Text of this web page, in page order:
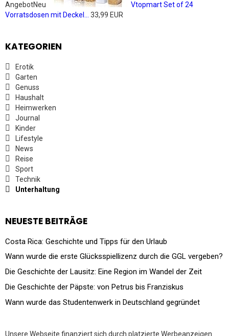
AngebotNeu
Vtopmart Set of 24
Vorratsdosen mit Deckel...
33,99 EUR
KATEGORIEN
Erotik
Garten
Genuss
Haushalt
Heimwerken
Journal
Kinder
Lifestyle
News
Reise
Sport
Technik
Unterhaltung
NEUESTE BEITRÄGE
Costa Rica: Geschichte und Tipps für den Urlaub
Wann wurde die erste Glücksspiellizenz durch die GGL vergeben?
Die Geschichte der Lausitz: Eine Region im Wandel der Zeit
Die Geschichte der Päpste: von Petrus bis Franziskus
Wann wurde das Studentenwerk in Deutschland gegründet
Unsere Webseite finanziert sich durch platzierte Werbeanzeigen